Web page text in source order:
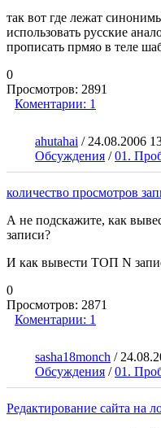
так вот где лежат
использовать русские
прописать прмяо в теле
0
Просмотров: 2891
Коментарии: 1
ahutahai / 24.08.2006
Обсуждения /01.
количество просмотров
А не подскажите, как
записи?
И как вывести ТОП N
0
Просмотров: 2871
Коментарии: 1
sasha18monch /
Обсуждения /01.
Редактирование сайта на